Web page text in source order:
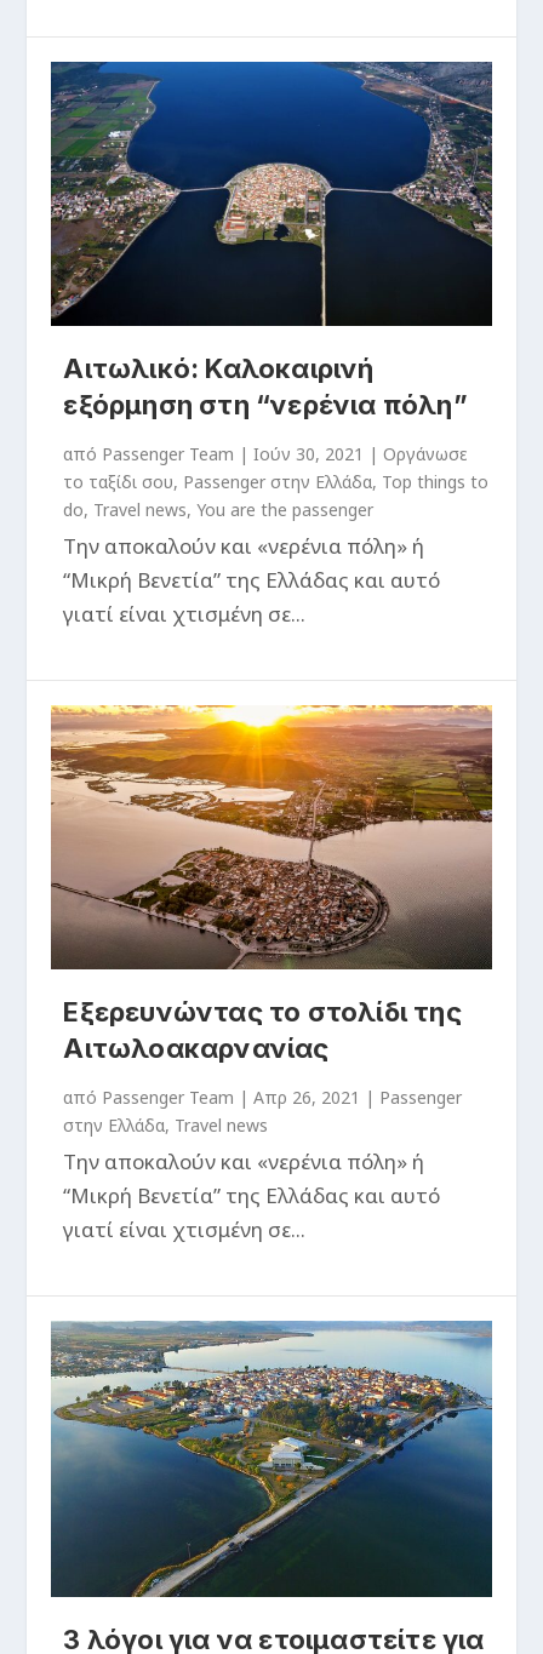
Αιτωλικό: Καλοκαιρινή
εξόρμηση στη “νερένια πόλη”
από Passenger Team |Ιούν 30, 2021 |Oργάνωσε
το ταξίδι σου, Passenger στην Ελλάδα, Top things to
do, Travel news,You are the passenger
Την αποκαλούν και «νερένια πόλη» ή
“Μικρή Βενετία” της Ελλάδας και αυτό
γιατί είναι χτισμένη σε...
Εξερευνώντας το στολίδι της
Αιτωλοακαρνανίας
από Passenger Team |Απρ 26, 2021 | Passenger
στην Ελλάδα, Travel news
Την αποκαλούν και «νερένια πόλη» ή
“Μικρή Βενετία” της Ελλάδας και αυτό
γιατί είναι χτισμένη σε...
3 λόγοι για να ετοιμαστείτε για